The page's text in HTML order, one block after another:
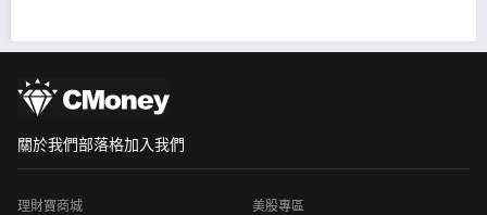
關於我們部落格加入我們
理財寶商城 美股專區